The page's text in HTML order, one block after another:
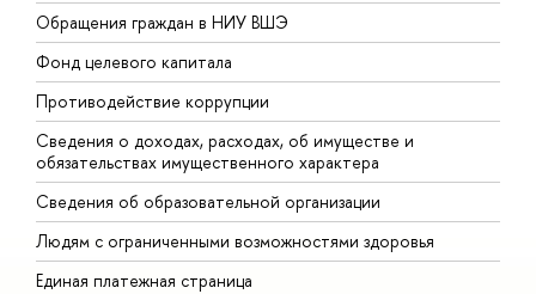
Обращения граждан в НИУ ВШЭ
Фонд целевого капитала
Противодействие коррупции
Сведения о доходах, расходах, об имуществе и
обязательствах имущественного характера
Сведения об образовательной организации
Людям с ограниченными возможностями здоровья
Единая платежная страница